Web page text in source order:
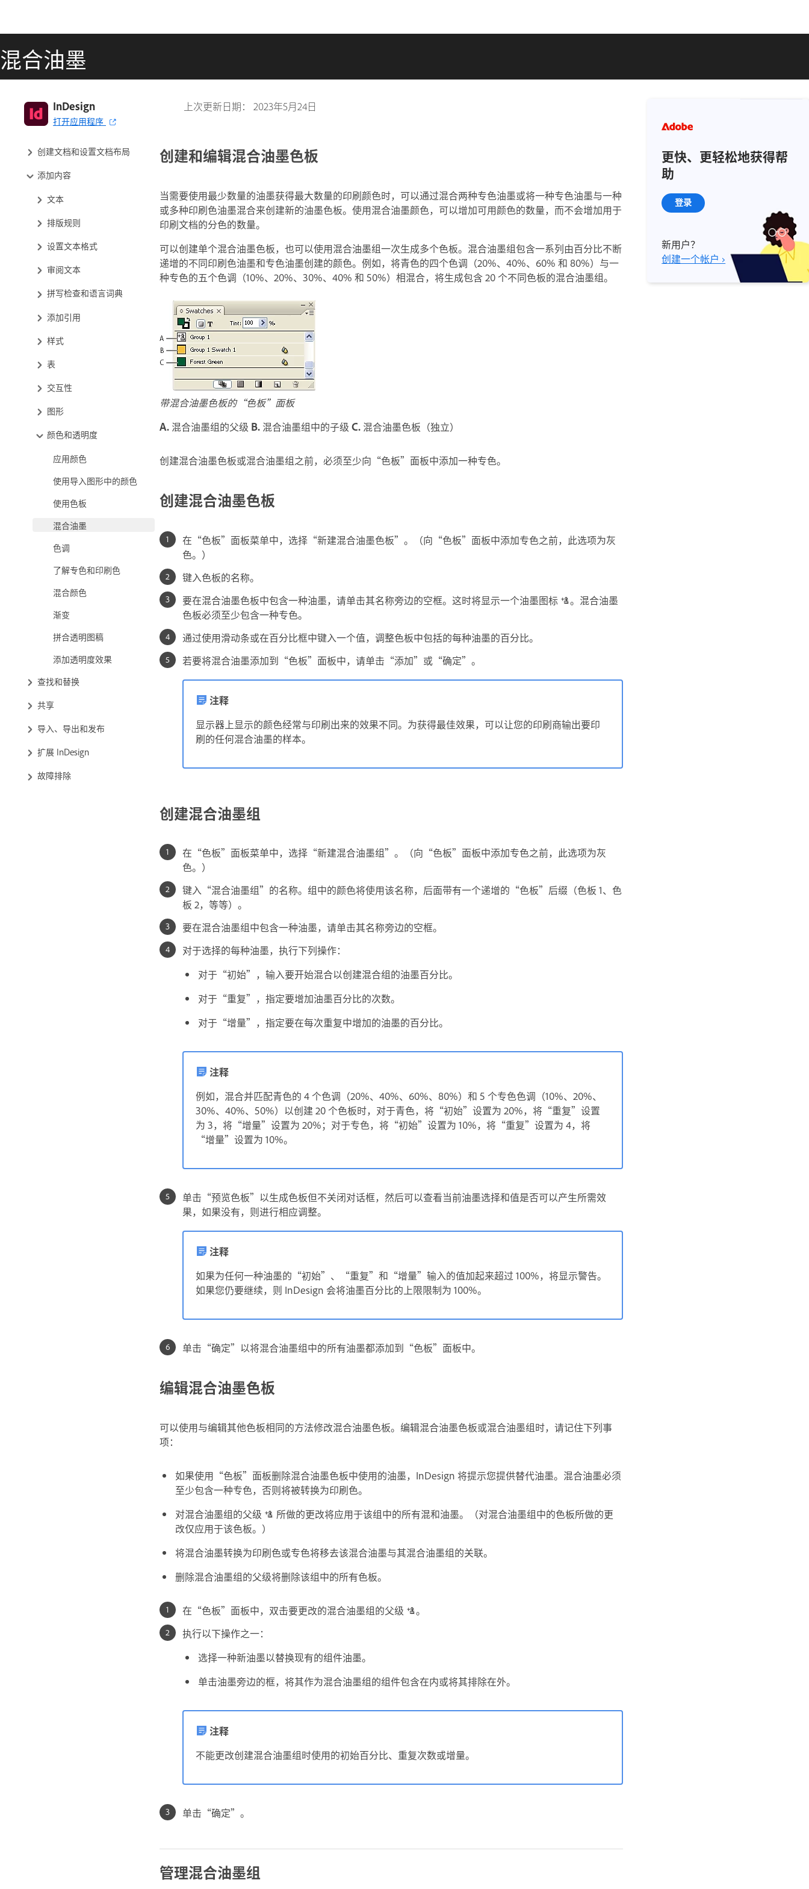
混合油墨
上次更新日期： 2023年5月24日
InDesign
打开应用程序
InDesign 用户指南
了解 InDesign
创建文档和设置文档布局
添加内容
文本
排版规则
设置文本格式
审阅文本
拼写检查和语言词典
添加引用
样式
表
交互性
图形
颜色和透明度
应用颜色
使用导入图形中的颜色
使用色板
混合油墨
色调
了解专色和印刷色
混合颜色
渐变
拼合透明图稿
添加透明度效果
查找和替换
共享
导入、导出和发布
扩展 InDesign
故障排除
创建和编辑混合油墨色板
当需要使用最少数量的油墨获得最大数量的印刷颜色时，可以通过混合两种专色油墨或将一种专色油墨与一种
或多种印刷色油墨混合来创建新的油墨色板。使用混合油墨颜色，可以增加可用颜色的数量，而不会增加用于
印刷文档的分色的数量。
可以创建单个混合油墨色板，也可以使用混合油墨组一次生成多个色板。混合油墨组包含一系列由百分比不断
递增的不同印刷色油墨和专色油墨创建的颜色。例如，将青色的四个色调（20%、40%、60% 和 80%）与一
种专色的五个色调（10%、20%、30%、40% 和 50%）相混合，将生成包含 20 个不同色板的混合油墨组。
带混合油墨色板的“色板”面板
A. 混合油墨组的父级 B. 混合油墨组中的子级 C. 混合油墨色板（独立）
创建混合油墨色板或混合油墨组之前，必须至少向“色板”面板中添加一种专色。
创建混合油墨色板
在“色板”面板菜单中，选择“新建混合油墨色板”。（向“色板”面板中添加专色之前，此选项为灰
色。）
键入色板的名称。
要在混合油墨色板中包含一种油墨，请单击其名称旁边的空框。这时将显示一个油墨图标
。混合油墨
色板必须至少包含一种专色。
通过使用滑动条或在百分比框中键入一个值，调整色板中包括的每种油墨的百分比。
若要将混合油墨添加到“色板”面板中，请单击“添加”或“确定”。
注释
显示器上显示的颜色经常与印刷出来的效果不同。为获得最佳效果，可以让您的印刷商输出要印
刷的任何混合油墨的样本。
创建混合油墨组
在“色板”面板菜单中，选择“新建混合油墨组”。（向“色板”面板中添加专色之前，此选项为灰
色。）
键入“混合油墨组”的名称。组中的颜色将使用该名称，后面带有一个递增的“色板”后缀（色板 1、色
板 2，等等）。
要在混合油墨组中包含一种油墨，请单击其名称旁边的空框。
对于选择的每种油墨，执行下列操作：
对于“初始”，输入要开始混合以创建混合组的油墨百分比。
对于“重复”，指定要增加油墨百分比的次数。
对于“增量”，指定要在每次重复中增加的油墨的百分比。
注释
例如，混合并匹配青色的 4 个色调（20%、40%、60%、80%）和 5 个专色色调（10%、20%、
30%、40%、50%）以创建 20 个色板时，对于青色，将“初始”设置为 20%，将“重复”设置
为 3，将“增量”设置为 20%；对于专色，将“初始”设置为 10%，将“重复”设置为 4，将
“增量”设置为 10%。
单击“预览色板”以生成色板但不关闭对话框，然后可以查看当前油墨选择和值是否可以产生所需效
果，如果没有，则进行相应调整。
注释
如果为任何一种油墨的“初始”、“重复”和“增量”输入的值加起来超过 100%，将显示警告。
如果您仍要继续，则 InDesign 会将油墨百分比的上限限制为 100%。
单击“确定”以将混合油墨组中的所有油墨都添加到“色板”面板中。
编辑混合油墨色板
可以使用与编辑其他色板相同的方法修改混合油墨色板。编辑混合油墨色板或混合油墨组时，请记住下列事
项：
如果使用“色板”面板删除混合油墨色板中使用的油墨，InDesign 将提示您提供替代油墨。混合油墨必须
至少包含一种专色，否则将被转换为印刷色。
对混合油墨组的父级
所做的更改将应用于该组中的所有混和油墨。（对混合油墨组中的色板所做的更
改仅应用于该色板。）
将混合油墨转换为印刷色或专色将移去该混合油墨与其混合油墨组的关联。
删除混合油墨组的父级将删除该组中的所有色板。
在“色板”面板中，双击要更改的混合油墨组的父级
。
执行以下操作之一：
选择一种新油墨以替换现有的组件油墨。
单击油墨旁边的框，将其作为混合油墨组的组件包含在内或将其排除在外。
注释
不能更改创建混合油墨组时使用的初始百分比、重复次数或增量。
单击“确定”。
管理混合油墨组
更快、更轻松地获得帮
助
登录
新用户？
创建一个帐户 ›